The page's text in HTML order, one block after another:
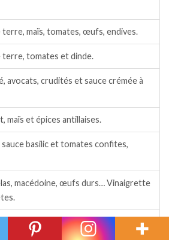
terre, maïs, tomates, œufs, endives.
terre, tomates et dinde.
avocats, crudités et sauce crémée à
maïs et épices antillaises.
sauce basilic et tomates confites,
macédoine, œufs durs… Vinaigrette
œufs et vinaigrette à la moutarde